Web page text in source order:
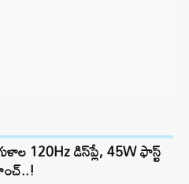
120Hz డిస్‌ప్లే, 45W ఫాస్ట్